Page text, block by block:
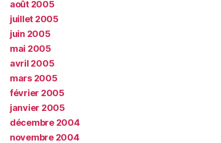
août 2005
juillet 2005
juin 2005
mai 2005
avril 2005
mars 2005
février 2005
janvier 2005
décembre 2004
novembre 2004